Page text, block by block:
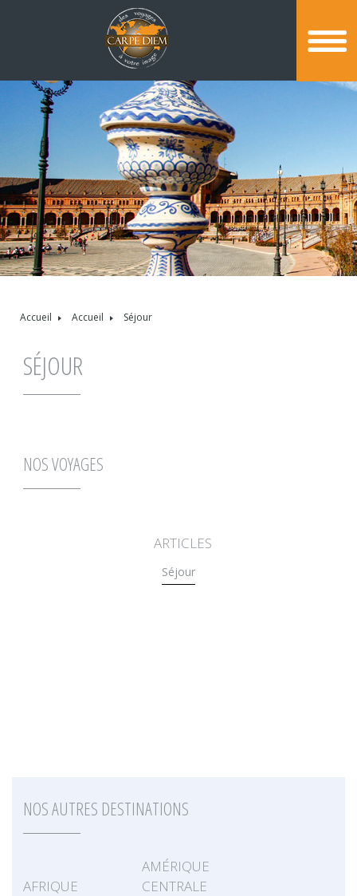
Accueil Accueil Séjour
SÉJOUR
NOS VOYAGES
ARTICLES
Séjour
NOS AUTRES DESTINATIONS
AFRIQUE
AMÉRIQUE
CENTRALE